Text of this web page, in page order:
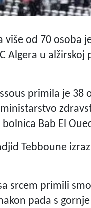
više od 70 osoba
Algera u
primila je
Bab El
Tebboune
srcem primili
pada s